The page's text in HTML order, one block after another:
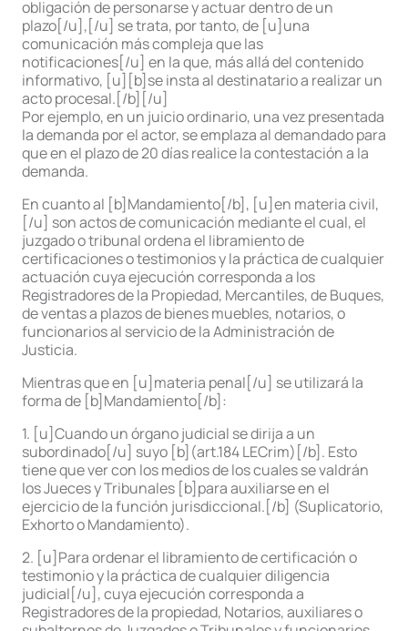
obligación de personarse y actuar dentro de un
plazo[/u],[/u] se trata, por tanto, de [u]una
comunicación más compleja que las
notificaciones[/u] en la que, más allá del contenido
informativo, [u][b]se insta al destinatario a realizar un
acto procesal.[/b][/u]
Por ejemplo, en un juicio ordinario, una vez presentada
la demanda por el actor, se emplaza al demandado para
que en el plazo de 20 días realice la contestación a la
demanda.
En cuanto al [b]Mandamiento[/b], [u]en materia civil,
[/u] son actos de comunicación mediante el cual, el
juzgado o tribunal ordena el libramiento de
certificaciones o testimonios y la práctica de cualquier
actuación cuya ejecución corresponda a los
Registradores de la Propiedad, Mercantiles, de Buques,
de ventas a plazos de bienes muebles, notarios, o
funcionarios al servicio de la Administración de
Justicia.
Mientras que en [u]materia penal[/u] se utilizará la
forma de [b]Mandamiento[/b]:
1. [u]Cuando un órgano judicial se dirija a un
subordinado[/u] suyo [b](art.184 LECrim)[/b]. Esto
tiene que ver con los medios de los cuales se valdrán
los Jueces y Tribunales [b]para auxiliarse en el
ejercicio de la función jurisdiccional.[/b] (Suplicatorio,
Exhorto o Mandamiento).
2. [u]Para ordenar el libramiento de certificación o
testimonio y la práctica de cualquier diligencia
judicial[/u], cuya ejecución corresponda a
Registradores de la propiedad, Notarios, auxiliares o